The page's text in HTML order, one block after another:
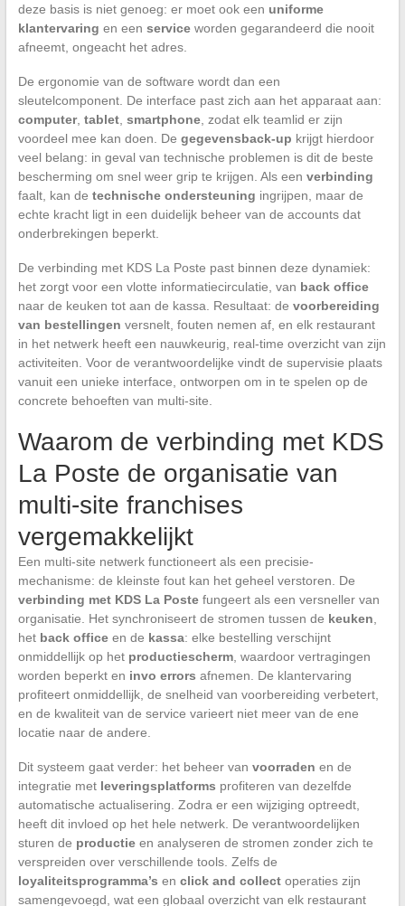
deze basis is niet genoeg: er moet ook een uniforme
klantervaring en een serviceworden gegarandeerd die nooit
afneemt, ongeacht het adres.
De ergonomie van de software wordt dan een
sleutelcomponent. De interface past zich aan het apparaat aan:
computer, tablet, smartphone, zodat elk teamlid er zijn
voordeel mee kan doen. De gegevensback-up krijgt hierdoor
veel belang: in geval van technische problemen is dit de beste
bescherming om snel weer grip te krijgen. Als een verbinding
faalt, kan de technische ondersteuning ingrijpen, maar de
echte kracht ligt in een duidelijk beheer van de accounts dat
onderbrekingen beperkt.
De verbinding met KDS La Poste past binnen deze dynamiek:
het zorgt voor een vlotte informatiecirculatie, van back office
naar de keuken tot aan de kassa. Resultaat: de voorbereiding
van bestellingen versnelt, fouten nemen af, en elk restaurant
in het netwerk heeft een nauwkeurig, real-time overzicht van zijn
activiteiten. Voor de verantwoordelijke vindt de supervisie plaats
vanuit een unieke interface, ontworpen om in te spelen op de
concrete behoeften van multi-site.
Waarom de verbinding met KDS
La Poste de organisatie van
multi-site franchises
vergemakkelijkt
Een multi-site netwerk functioneert als een precisie-
mechanisme: de kleinste fout kan het geheel verstoren. De
verbinding met KDS La Postefungeert als een versneller van
organisatie. Het synchroniseert de stromen tussen de keuken
het back officeen de kassa: elke bestelling verschijnt
onmiddellijk op het productiescherm, waardoor vertragingen
worden beperkt en invo errors afnemen. De klantervaring
profiteert onmiddellijk, de snelheid van voorbereiding verbetert,
en de kwaliteit van de service varieert niet meer van de ene
locatie naar de andere.
Dit systeem gaat verder: het beheer van voorraden en de
integratie met leveringsplatforms profiteren van dezelfde
automatische actualisering. Zodra er een wijziging optreedt,
heeft dit invloed op het hele netwerk. De verantwoordelijken
sturen de productieen analyseren de stromen zonder zich te
verspreiden over verschillende tools. Zelfs de
loyaliteitsprogramma’s en click and collectoperaties zijn
samengevoegd, wat een globaal overzicht van elk restaurant